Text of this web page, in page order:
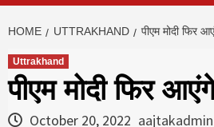
HOME UTTRAKHAND पीएम मोदी फिर
Uttrakhand
पीएम मोदी फिर
October 20, 2022 aajtakadmin